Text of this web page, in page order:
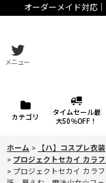
オーダーメイド対応
メニュー
カテゴリ
タイムセール最
大50％OFF！
ホーム >
【ハ】コスプレ衣装
> プロジェクトセカイ カラ
> プロジェクトセカイ カラ